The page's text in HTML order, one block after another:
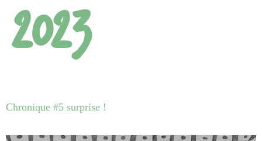
2023
Chronique #5 surprise !